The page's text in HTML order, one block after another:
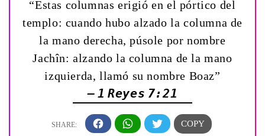
“Estas columnas erigió en el pórtico del
templo: cuando hubo alzado la columna de
la mano derecha, púsole por nombre
Jachîn: alzando la columna de la mano
izquierda, llamó su nombre Boaz”
— 1 Reyes 7:21